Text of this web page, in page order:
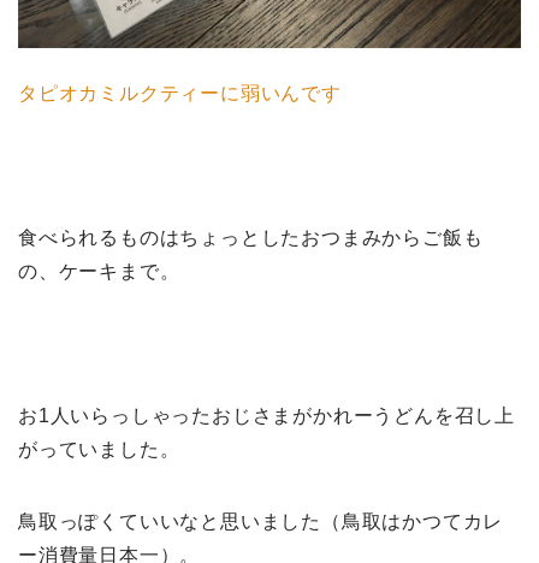
タピオカミルクティーに弱いんです
食べられるものはちょっとしたおつまみからご飯も
の、ケーキまで。
お1人いらっしゃったおじさまがかれーうどんを召し上
がっていました。
鳥取っぽくていいなと思いました（鳥取はかつてカレ
ー消費量日本一）。